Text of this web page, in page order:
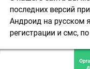
последних версий
Андроид на русском
регистрации и смс,